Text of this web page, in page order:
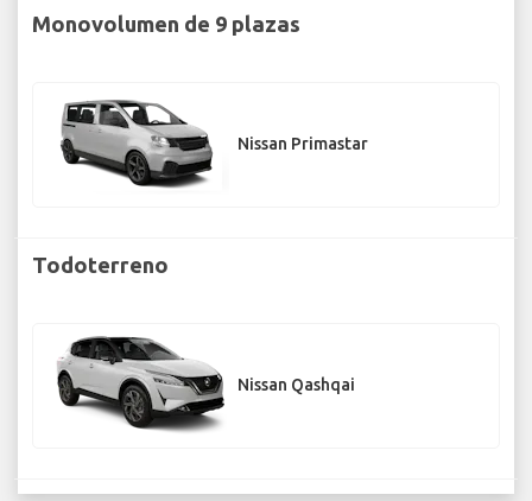
Monovolumen de 9 plazas
Nissan Primastar
Todoterreno
Nissan Qashqai